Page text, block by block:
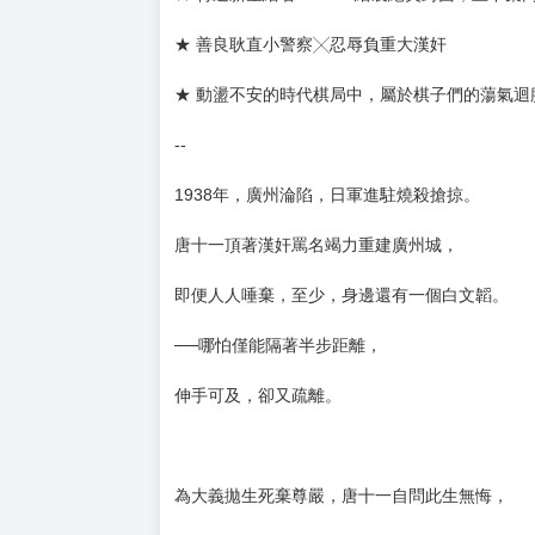
使用超商取貨付款：負評≦1分 超商未取貨
答應我，不要離開我，任何方式都不行。
★ 知名耽美作者 風花雪悅 細膩揪心的民初文代表
★ 特邀新星繪者 ALOKI 繪製絕美封面，上下集同
★ 善良耿直小警察╳忍辱負重大漢奸
★ 動盪不安的時代棋局中，屬於棋子們的蕩氣迴
--
唐十一頂著漢奸罵名竭力重建廣州城，